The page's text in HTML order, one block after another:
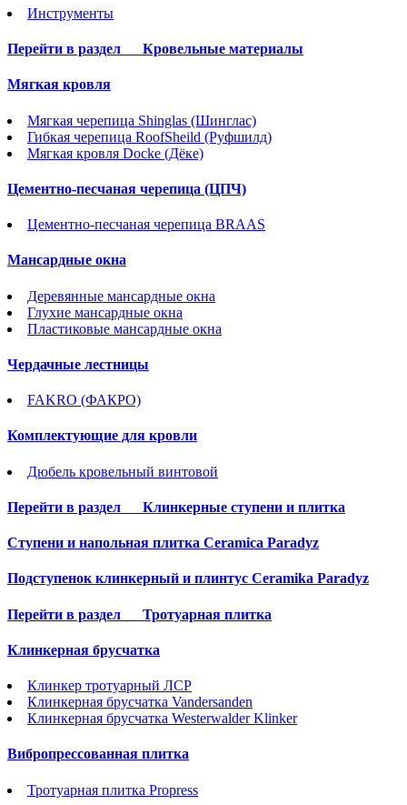
Инструменты
Перейти в раздел Кровельные материалы
Мягкая кровля
Мягкая черепица Shinglas (Шинглас)
Гибкая черепица RoofSheild (Руфшилд)
Мягкая кровля Docke (Дёке)
Цементно-песчаная черепица (ЦПЧ)
Цементно-песчаная черепица BRAAS
Мансардные окна
Деревянные мансардные окна
Глухие мансардные окна
Пластиковые мансардные окна
Чердачные лестницы
FAKRO (ФАКРО)
Комплектующие для кровли
Дюбель кровельный винтовой
Перейти в раздел Клинкерные ступени и плитка
Cтупени и напольная плитка Ceramica Paradyz
Подступенок клинкерный и плинтус Ceramika Paradyz
Перейти в раздел Тротуарная плитка
Клинкерная брусчатка
Клинкер тротуарный ЛСР
Клинкерная брусчатка Vandersanden
Клинкерная брусчатка Westerwalder Klinker
Вибропрессованная плитка
Тротуарная плитка Propress